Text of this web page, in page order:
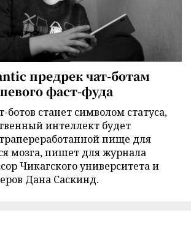
предрек чат-ботам
фаст-фуда
ботов станет символом статуса,
интеллект будет
пище для
мозга, пишет для журнала
Чикагского университета и
Дана Саскинд.